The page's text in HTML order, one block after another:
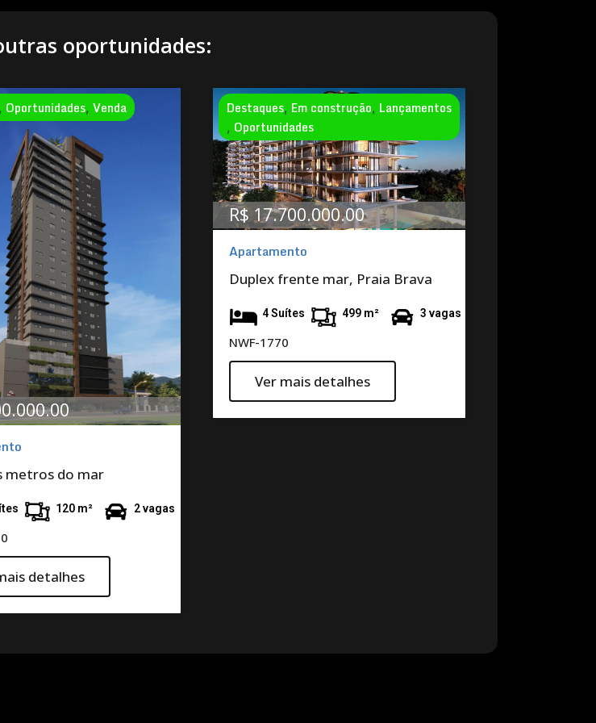
oportunidades:
, Oportunidades, Venda
metros do mar
120 m² 2 vagas
detalhes
Destaques, Em construção, Lançamentos
, Oportunidades
R$ 17.700.000.00
Apartamento
Duplex frente mar, Praia Brava
4 Suítes 499 m² 3 vagas
NWF-1770
Ver mais detalhes